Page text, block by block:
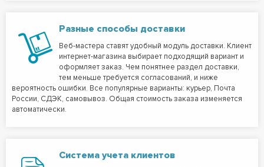
Разные способы доставки
Веб-мастера ставят удобный модуль доставки. Клиент
интернет-магазина выбирает подходящий вариант и
оформляет заказ. Чем понятнее раздел доставки,
тем меньше требуется согласований, и ниже
вероятность ошибки. Все популярные варианты: курьер, Почта
России, СДЭК, самовывоз. Общая стоимость заказа изменяется
автоматически.
Система учета клиентов